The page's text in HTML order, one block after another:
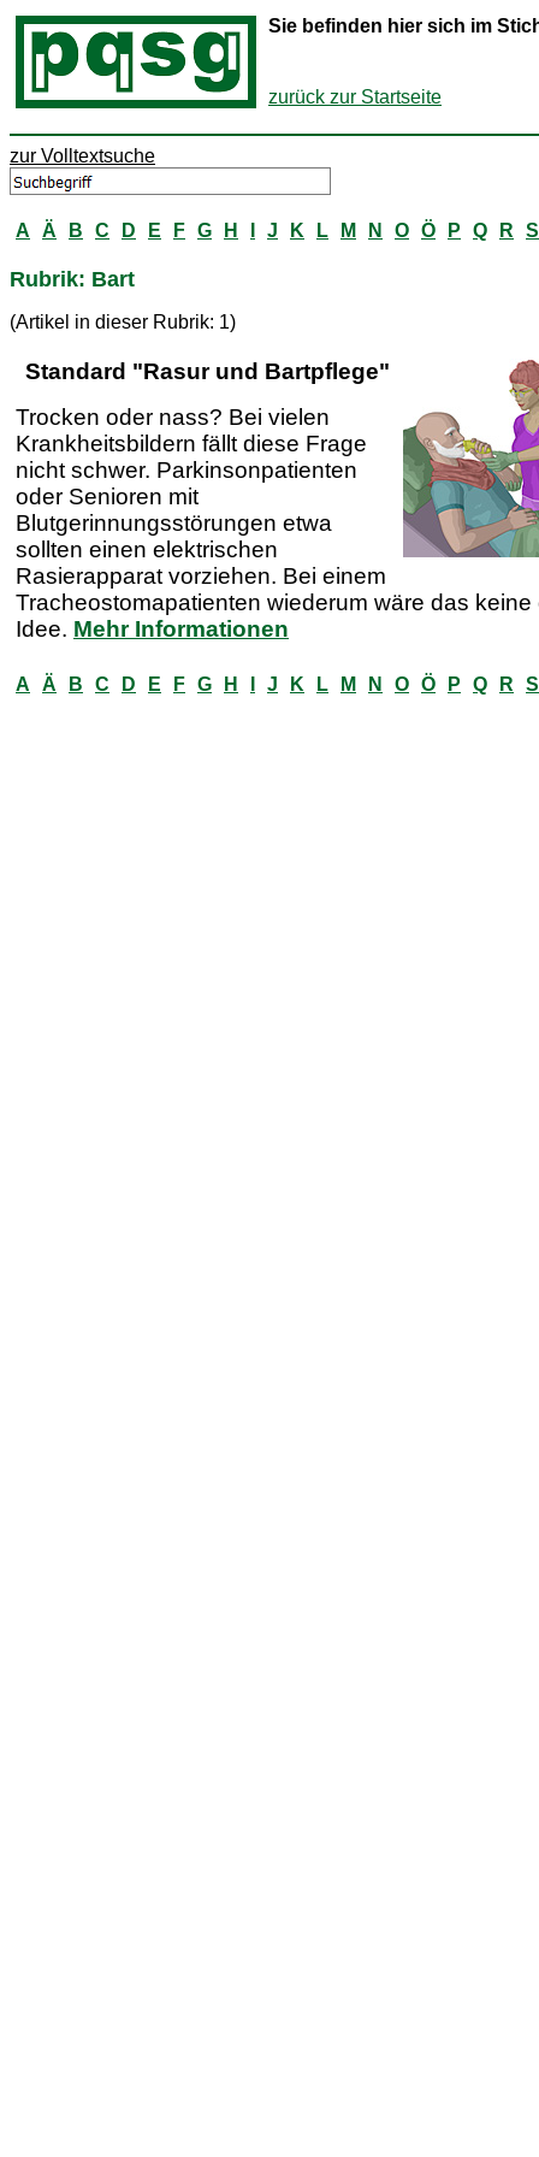
Sie befinden hier sich im
zurück zur Startseite
zur Volltextsuche
A Ä B C D E F G H J K L M N O Ö P Q R S
Rubrik: Bart
(Artikel in dieser Rubrik: 1)
Standard "Rasur und Bartpflege"
Trocken oder nass? Bei vielen
Krankheitsbildern fällt diese Frage
nicht schwer. Parkinsonpatienten
oder Senioren mit
Blutgerinnungsstörungen etwa
sollten einen elektrischen
Rasierapparat vorziehen. Bei einem
Tracheostomapatienten wiederum wäre das keine
Idee. Mehr Informationen
A Ä B C D E F G H J K L M N O Ö P Q R S